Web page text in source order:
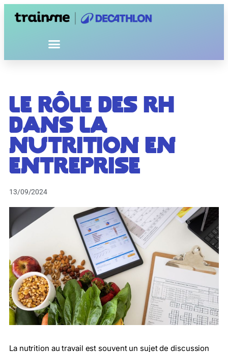
Le rôle des RH
dans la
nutrition en
entreprise
13/09/2024
La nutrition au travail est souvent un sujet de discussion